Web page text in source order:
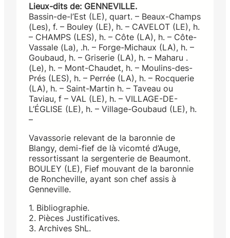
Lieux-dits de: GENNEVILLE.
Bassin-de-l’Est (LE), quart. – Beaux-Champs
(Les), f. – Bouley (LE), h. – CAVELOT (LE), h.
– CHAMPS (LES), h. – Côte (LA), h. – Côte-
Vassale (La), .h. – Forge-Michaux (LA), h. –
Goubaud, h. – Griserie (LA), h. – Maharu .
(Le), h. – Mont-Chaudet, h. – Moulins-des-
Prés (LES), h. – Perrée (LA), h. – Rocquerie
(LA), h. – Saint-Martin h. – Taveau ou
Taviau, f – VAL (LE), h. – VILLAGE-DE-
L’ÉGLISE (LE), h. – Village-Goubaud (LE), h.
–
Vavassorie relevant de la baronnie de
Blangy, demi-fief de là vicomté d’Auge,
ressortissant la sergenterie de Beaumont.
BOULEY (LE), Fief mouvant de la baronnie
de Roncheville, ayant son chef assis à
Genneville.
1. Bibliographie.
2. Pièces Justificatives.
3. Archives ShL.